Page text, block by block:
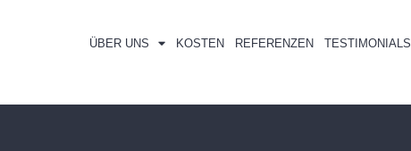
ÜBER UNS KOSTEN REFERENZEN TESTIMONIALS